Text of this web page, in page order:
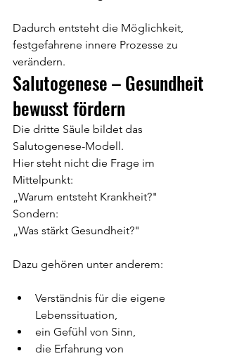
Dadurch entsteht die Möglichkeit,
festgefahrene innere Prozesse zu
verändern.
Salutogenese – Gesundheit
bewusst fördern
Die dritte Säule bildet das
Salutogenese-Modell.
Hier steht nicht die Frage im
Mittelpunkt:
„Warum entsteht Krankheit?"
Sondern:
„Was stärkt Gesundheit?"
Dazu gehören unter anderem:
Verständnis für die eigene
Lebenssituation,
ein Gefühl von Sinn,
die Erfahrung von